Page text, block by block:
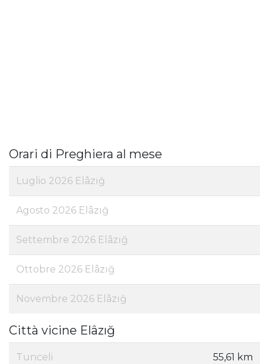
Orari di Preghiera al mese
Luglio 2026 Elâzığ
Agosto 2026 Elâzığ
Settembre 2026 Elâzığ
Ottobre 2026 Elâzığ
Novembre 2026 Elâzığ
Città vicine Elâzığ
Tunceli 55,61 km